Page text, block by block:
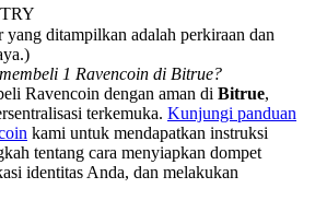
prize pool
Users
Win 500,000 USDT
yang ditampilkan adalah perkiraan dan
1 Ravencoin di Bitrue?
Ravencoin dengan aman di Bitrue,
terkemuka. Kunjungi panduan
kami untuk mendapatkan instruksi
tentang cara menyiapkan dompet
identitas Anda, dan melakukan